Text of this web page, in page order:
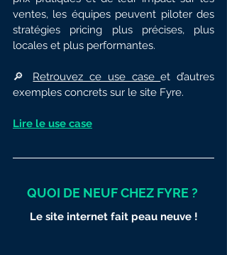
ventes, les équipes peuvent piloter des
stratégies pricing plus précises, plus
locales et plus performantes.
🔎 Retrouvez ce use case et d’autres
exemples concrets sur le site Fyre.
Lire le use case
QUOI DE NEUF CHEZ FYRE ?
Le site internet fait peau neuve !